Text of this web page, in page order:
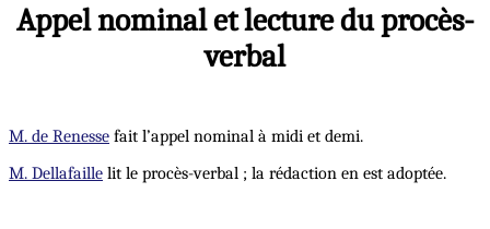
Appel nominal et lecture du procès-
verbal
M. de Renesse fait l’appel nominal à midi et demi.
M. Dellafaille lit le procès-verbal ; la rédaction en est adoptée.